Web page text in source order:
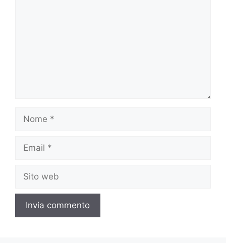
Nome
Email
Sito
web